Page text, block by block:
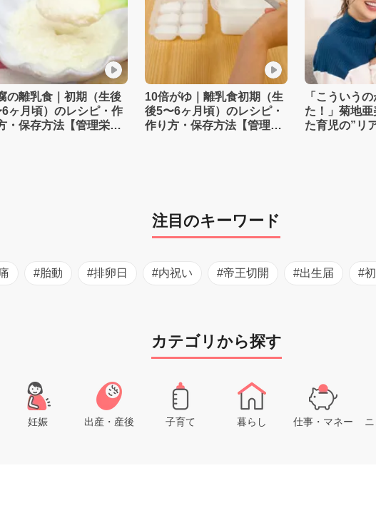
の離乳食｜初期（生後
ヶ月頃）のレシピ・作
・保存方法【管理栄養
10倍がゆ｜離乳食初期（生
後5〜6ヶ月頃）のレシピ・
作り方・保存方法【管理栄
「こういう
た！」菊地
た育児の”リ
注目のキーワード
#胎動 #排卵日 #内祝い #帝王切開 #出生届 #
カテゴリから探す
妊娠 出産・産後 子育て 暮らし 仕事・マネー